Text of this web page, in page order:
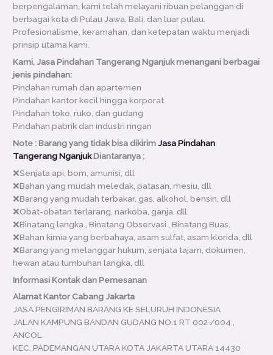
berpengalaman, kami telah melayani ribuan pelanggan di
berbagai kota di Pulau Jawa, Bali, dan luar pulau.
Profesionalisme, keramahan, dan ketepatan waktu menjadi
prinsip utama kami.
Kami, Jasa Pindahan Tangerang Nganjuk menangani berbagai
jenis pindahan:
Pindahan rumah dan apartemen
Pindahan kantor kecil hingga korporat
Pindahan toko, ruko, dan gudang
Pindahan pabrik dan industri ringan
Note : Barang yang tidak bisa dikirimJasa Pindahan
Tangerang NganjukDiantaranya ;
❌Senjata api, bom, amunisi, dll
❌Bahan yang mudah meledak, patasan, mesiu, dll
❌Barang yang mudah terbakar, gas, alkohol, bensin, dll
❌Obat-obatan terlarang, narkoba, ganja, dll
❌Binatang langka , Binatang Observasi , Binatang Buas.
❌Bahan kimia yang berbahaya, asam sulfat, asam klorida, dll
❌Barang yang melanggar hukum, senjata tajam, dokumen,
hewan atau tumbuhan langka, dll
Informasi Kontak dan Pemesanan
Alamat Kantor Cabang Jakarta
JASA PENGIRIMAN BARANG KE SELURUH INDONESIA
JALAN KAMPUNG BANDAN GUDANG NO.1 RT 002 /004 ,
ANCOL
KEC. PADEMANGAN UTARA KOTA JAKARTA UTARA 14430